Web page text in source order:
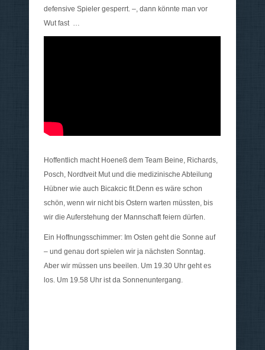
defensive Spieler gesperrt. –, dann könnte man vor
Wut fast …
Hoffentlich macht Hoeneß dem Team Beine, Richards,
Posch, Nordtveit Mut und die medizinische Abteilung
Hübner wie auch Bicakcic fit.Denn es wäre schon
schön, wenn wir nicht bis Ostern warten müssten, bis
wir die Auferstehung der Mannschaft feiern dürfen.
Ein Hoffnungsschimmer: Im Osten geht die Sonne auf
– und genau dort spielen wir ja nächsten Sonntag.
Aber wir müssen uns beeilen. Um 19.30 Uhr geht es
los. Um 19.58 Uhr ist da Sonnenuntergang.